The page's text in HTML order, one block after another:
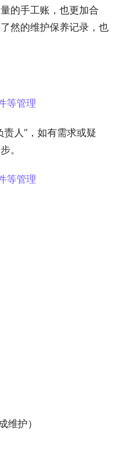
的手工账，也更加合
然的维护保养记录，也
人”，如有需求或疑
。
维护）